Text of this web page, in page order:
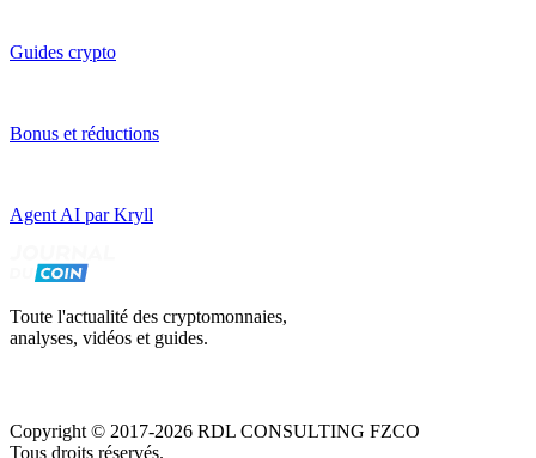
Guides crypto
Bonus et réductions
Agent AI par Kryll
Toute l'actualité des cryptomonnaies,
analyses, vidéos et guides.
Copyright © 2017-2026 RDL CONSULTING FZCO
Tous droits réservés.